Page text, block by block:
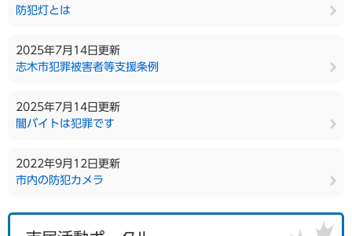
防犯灯とは
2025年7月14日更新
志木市犯罪被害者等支援条例
2025年7月14日更新
闇バイトは犯罪です
2022年9月12日更新
市内の防犯カメラ